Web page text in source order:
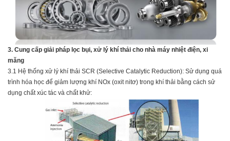
3. Cung cấp giải pháp lọc bụi, xử lý khí thải cho nhà máy nhiệt điện, xi
măng
3.1 Hệ thống xử lý khí thải SCR (Selective Catalytic Reduction): Sử dụng quá
trình hóa học để giảm lượng khí NOx (oxit nitơ) trong khí thải bằng cách sử
dụng chất xúc tác và chất khử: